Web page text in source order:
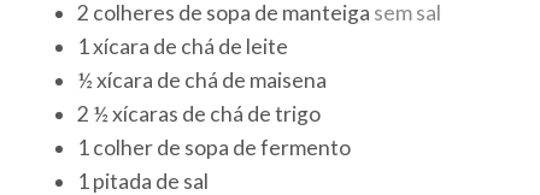
2 colheres de sopa de manteiga sem sal
1xícara de chá de leite
½ xícara de chá de maisena
2 ½ xícaras de chá de trigo
1colher de sopa de fermento
1pitada de sal